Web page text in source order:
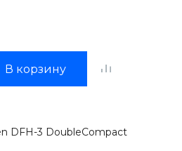
В корзину
DFH-3 DoubleCompact